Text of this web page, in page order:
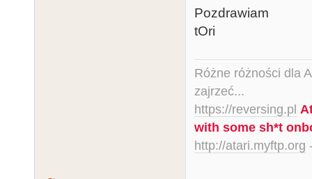
Pozdrawiam
tOri
Różne różności dla
zajrzeć...
https://reversing.pl
with some sh*t
http://atari.myftp.org